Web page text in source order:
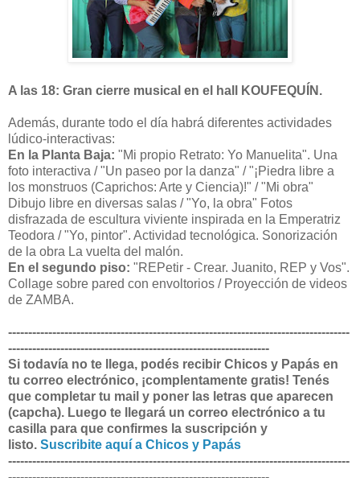
A las 18: Gran cierre musical en el hall KOUFEQUÍN.
Además, durante todo el día habrá diferentes actividades
lúdico-interactivas:
En la Planta Baja: "Mi propio Retrato: Yo Manuelita". Una
foto interactiva / "Un paseo por la danza" / "¡Piedra libre a
los monstruos (Caprichos: Arte y Ciencia)!" / "Mi obra"
Dibujo libre en diversas salas / "Yo, la obra" Fotos
disfrazada de escultura viviente inspirada en la Emperatriz
Teodora / "Yo, pintor". Actividad tecnológica. Sonorización
de la obra La vuelta del malón.
En el segundo piso: "REPetir - Crear. Juanito, REP y Vos".
Collage sobre pared con envoltorios / ​Proyección de videos
de ZAMBA.
-------------------------------------------------------------------------------------
-----------------------------------------------------------------
Si todavía no te llega, podés recibir Chicos y Papás en
tu correo electrónico, ¡complentamente gratis! Tenés
que completar tu mail y poner las letras que aparecen
(capcha). Luego te llegará un correo electrónico a tu
casilla para que confirmes la suscripción y
listo. Suscribite aquí a Chicos y Papás
-------------------------------------------------------------------------------------